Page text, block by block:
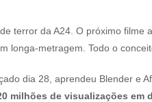
terror da A24. O próximo filme
longa-metragem. Todo o
dia 28, aprendeu Blender e
milhões de visualizações em